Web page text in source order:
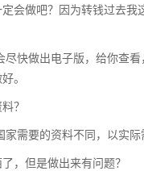
会做吧？因为转钱过去我
尽快做出电子版，给你查
。
？
需要的资料不同，以实际
，但是做出来有问题？